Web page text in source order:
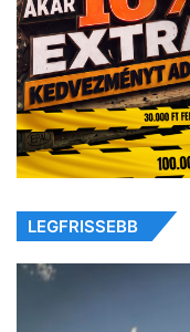
LEGFRISSEBB